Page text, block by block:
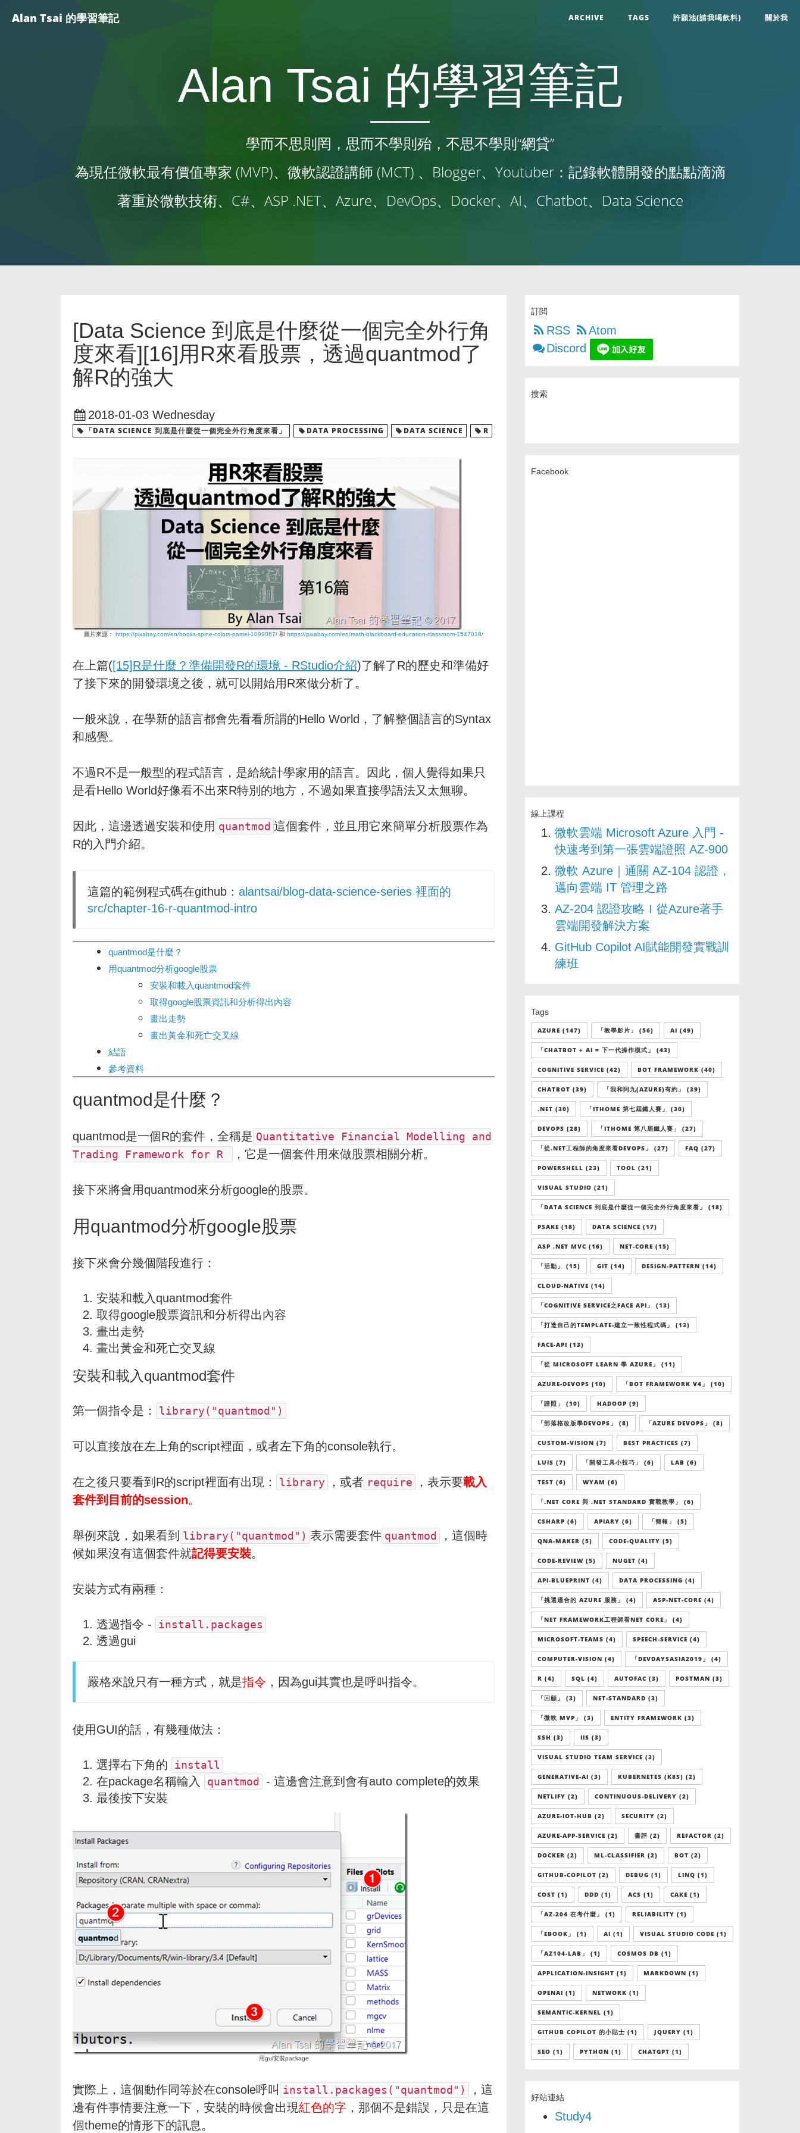
Alan Tsai 的學習筆記 ARCHIVE TAGS 許願池(請我喝飲料) 關於我
Alan Tsai 的學習筆記
學而不思則罔，思而不學則殆，不思不學則“網貸”
為現任微軟最有價值專家 (MVP)、微軟認證講師 (MCT) 、Blogger、Youtuber：記錄軟體開發的點點滴滴
著重於微軟技術、C#、ASP .NET、Azure、DevOps、Docker、AI、Chatbot、Data Science
[Data Science 到底是什麼從一個完全外行角
度來看][16]用R來看股票，透過quantmod了
解R的強大
2018-01-03 Wednesday
「DATA SCIENCE 到底是什麼從一個完全外行角度來看」 DATA PROCESSING DATA SCIENCE R
圖片來源： https://pixabay.com/en/books-spine-colors-pastel-1099067/ 和 https://pixabay.com/en/math-blackboard-education-classroom-1547018/
在上篇([15]R是什麼？準備開發R的環境 - RStudio介紹)了解了R的歷史和準備好
了接下來的開發環境之後，就可以開始用R來做分析了。
一般來說，在學新的語言都會先看看所謂的Hello World，了解整個語言的Syntax
和感覺。
不過R不是一般型的程式語言，是給統計學家用的語言。因此，個人覺得如果只
是看Hello World好像看不出來R特別的地方，不過如果直接學語法又太無聊。
因此，這邊透過安裝和使用 quantmod 這個套件，並且用它來簡單分析股票作為
R的入門介紹。
這篇的範例程式碼在github： alantsai/blog-data-science-series 裡面的
src/chapter-16-r-quantmod-intro
quantmod是什麼？
用quantmod分析google股票
安裝和載入quantmod套件
取得google股票資訊和分析得出內容
畫出走勢
畫出黃金和死亡交叉線
結語
參考資料
quantmod是什麼？
quantmod是一個R的套件，全稱是 Quantitative Financial Modelling and
Trading Framework for R
，它是一個套件用來做股票相關分析。
接下來將會用quantmod來分析google的股票。
用quantmod分析google股票
接下來會分幾個階段進行：
安裝和載入quantmod套件
取得google股票資訊和分析得出內容
畫出走勢
畫出黃金和死亡交叉線
安裝和載入quantmod套件
第一個指令是： library("quantmod")
可以直接放在左上角的script裡面，或者左下角的console執行。
在之後只要看到R的script裡面有出現： library ，或者 require ，表示要載入
套件到目前的session。
舉例來說，如果看到 library("quantmod") 表示需要套件 quantmod
，這個時
候如果沒有這個套件就記得要安裝。
安裝方式有兩種：
透過指令 - install.packages
透過gui
嚴格來說只有一種方式，就是指令 ，因為gui其實也是呼叫指令。
使用GUI的話，有幾種做法：
選擇右下角的 install
在package名稱輸入 quantmod
- 這邊會注意到會有auto complete的效果
最後按下安裝
用gui安裝package
實際上，這個動作同等於在console呼叫 install.packages("quantmod")
，這
邊有件事情要注意一下，安裝的時候會出現紅色的字 ，那個不是錯誤，只是在這
個theme的情形下的訊息。
訂閲
RSS
Atom
Discord
搜索
Facebook
線上課程
微軟雲端 Microsoft Azure 入門 -
快速考到第一張雲端證照 AZ-900
微軟 Azure｜通關 AZ-104 認證，
邁向雲端 IT 管理之路
AZ-204 認證攻略Ｉ從Azure著手
雲端開發解決方案
GitHub Copilot AI賦能開發實戰訓
練班
Tags
AZURE (147) 「教學影片」 (56) AI (49)
「CHATBOT + AI = 下一代操作模式」 (43)
COGNITIVE SERVICE (42) BOT FRAMEWORK (40)
CHATBOT (39) 「我和阿九(AZURE)有約」 (39)
.NET (30) 「ITHOME 第七屆鐵人賽」 (30)
DEVOPS (28) 「ITHOME 第八屆鐵人賽」 (27)
「從.NET工程師的角度來看DEVOPS」 (27) FAQ (27)
POWERSHELL (23) TOOL (21)
VISUAL STUDIO (21)
「DATA SCIENCE 到底是什麼從一個完全外行角度來看」 (18)
PSAKE (18) DATA SCIENCE (17)
ASP .NET MVC (16) NET-CORE (15)
「活動」 (15) GIT (14) DESIGN-PATTERN (14)
CLOUD-NATIVE (14)
「COGNITIVE SERVICE之FACE API」 (13)
「打造自己的TEMPLATE-建立一致性程式碼」 (13)
FACE-API (13)
「從 MICROSOFT LEARN 學 AZURE」 (11)
AZURE-DEVOPS (10) 「BOT FRAMEWORK V4」 (10)
「證照」 (10) HADOOP (9)
「部落格改版學DEVOPS」 (8) 「AZURE DEVOPS」 (8)
CUSTOM-VISION (7) BEST PRACTICES (7)
LUIS (7) 「開發工具小技巧」 (6) LAB (6)
TEST (6) WYAM (6)
「.NET CORE 與 .NET STANDARD 實戰教學」 (6)
CSHARP (6) APIARY (6) 「簡報」 (5)
QNA-MAKER (5) CODE-QUALITY (5)
CODE-REVIEW (5) NUGET (4)
API-BLUEPRINT (4) DATA PROCESSING (4)
「挑選適合的 AZURE 服務」 (4) ASP-NET-CORE (4)
「NET FRAMEWORK工程師看NET CORE」 (4)
MICROSOFT-TEAMS (4) SPEECH-SERVICE (4)
COMPUTER-VISION (4) 「DEVDAYSASIA2019」 (4)
R (4) SQL (4) AUTOFAC (3) POSTMAN (3)
「回顧」 (3) NET-STANDARD (3)
「微軟 MVP」 (3) ENTITY FRAMEWORK (3)
SSH (3) IIS (3)
VISUAL STUDIO TEAM SERVICE (3)
GENERATIVE-AI (3) KUBERNETES (K8S) (2)
NETLIFY (2) CONTINUOUS-DELIVERY (2)
AZURE-IOT-HUB (2) SECURITY (2)
AZURE-APP-SERVICE (2) 書評 (2) REFACTOR (2)
DOCKER (2) ML-CLASSIFIER (2) BOT (2)
GITHUB-COPILOT (2) DEBUG (1) LINQ (1)
COST (1) DDD (1) ACS (1) CAKE (1)
「AZ-204 在考什麼」 (1) RELIABILITY (1)
「EBOOK」 (1) AI (1) VISUAL STUDIO CODE (1)
「AZ104-LAB」 (1) COSMOS DB (1)
APPLICATION-INSIGHT (1) MARKDOWN (1)
OPENAI (1) NETWORK (1)
SEMANTIC-KERNEL (1)
GITHUB COPILOT 的小貼士 (1) JQUERY (1)
SEO (1) PYTHON (1) CHATGPT (1)
好站連結
Study4